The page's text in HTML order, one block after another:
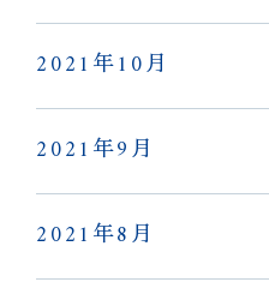
2021年10月
2021年9月
2021年8月